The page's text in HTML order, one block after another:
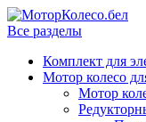
Все разделы
Комплект для
Мотор колесо
Мотор